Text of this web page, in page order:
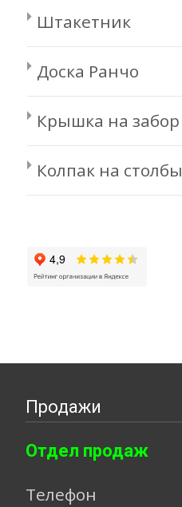
Штакетник
Доска Ранчо
Крышка на забор
Колпак на столбы
Продажи
Отдел продаж
Телефон